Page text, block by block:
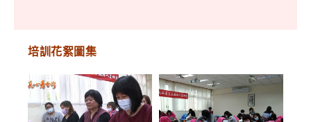
培訓花絮圖集